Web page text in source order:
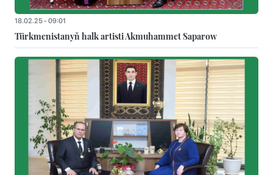
18.02.25 - 09:01
Türkmenistanyň halk artisti Akmuhammet Saparow